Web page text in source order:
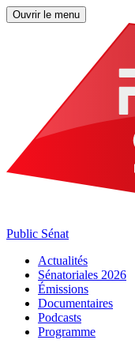
Ouvrir le menu
Public Sénat
Actualités
Sénatoriales 2026
Émissions
Documentaires
Podcasts
Programme